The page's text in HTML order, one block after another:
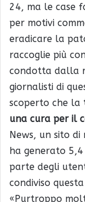
24, ma le case
per motivi
eradicare la
raccoglie più
condotta dalla
giornalisti di
scoperto che la
una cura per il
News, un sito
ha generato
parte degli
condiviso
«Purtroppo